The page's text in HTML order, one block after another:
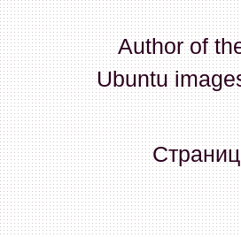
GenKass:По
02 Апреля 2026,
GenKass:
серии (6592)
прошить до
Атол 11
Author of
Ubuntu